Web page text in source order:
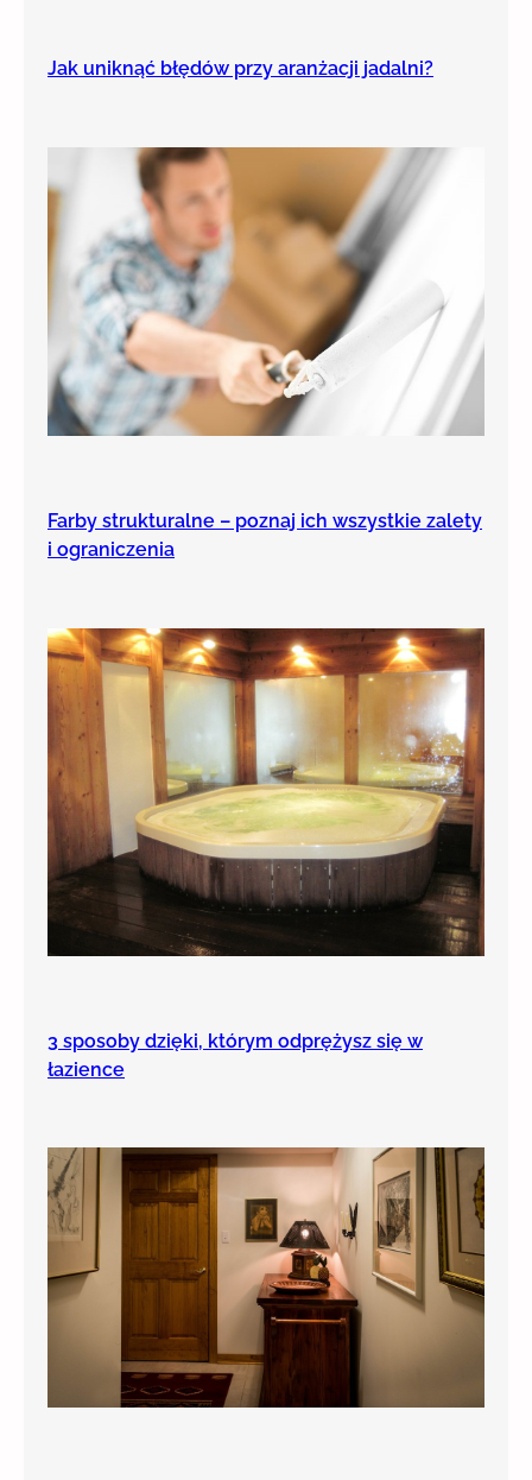
Jak uniknąć błędów przy aranżacji jadalni?
Farby strukturalne – poznaj ich wszystkie zalety
i ograniczenia
3 sposoby dzięki, którym odprężysz się w
łazience